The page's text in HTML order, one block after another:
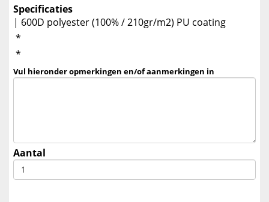
Specificaties
| 600D polyester (100% / 210gr/m2) PU coating
*
*
Vul hieronder opmerkingen en/of aanmerkingen in
Aantal